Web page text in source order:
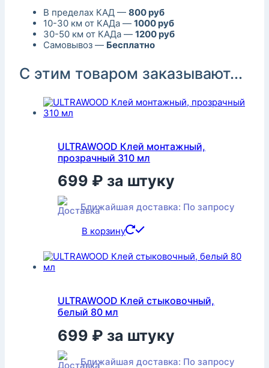
В пределах КАД — 800 руб
10-30 км от КАДа — 1000 руб
30-50 км от КАДа — 1200 руб
Самовывоз — Бесплатно
С этим товаром заказывают...
ULTRAWOOD Клей монтажный,
прозрачный 310 мл
699 ₽ за штуку
Ближайшая доставка: По запросу
В корзину
ULTRAWOOD Клей стыковочный,
белый 80 мл
699 ₽ за штуку
Ближайшая доставка: По запросу